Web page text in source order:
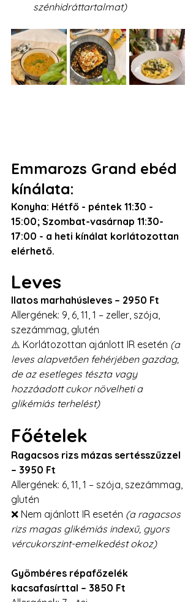
szénhidráttartalmat)
Emmarozs Grand ebéd
kínálata:
Konyha: Hétfő - péntek 11:30 -
15:00; Szombat-vasárnap 11:30-
17:00 - a heti kínálat korlátozottan
elérhető.
Leves
llatos marhahúsleves – 2950 Ft
Allergének: 9, 6, 11, 1 – zeller, szója,
szezámmag, glutén
⚠️ Korlátozottan ajánlott IR esetén (a
leves alapvetően fehérjében gazdag,
de az esetleges tészta vagy
hozzáadott cukor növelheti a
glikémiás terhelést)
Főételek
Ragacsos rizs mázas sertésszűzzel
– 3950 Ft
Allergének: 6, 11, 1 – szója, szezámmag,
glutén
❌ Nem ajánlott IR esetén (a ragacsos
rizs magas glikémiás indexű, gyors
vércukorszint-emelkedést okoz)
Gyömbéres répafőzelék
kacsafasírttal – 3850 Ft